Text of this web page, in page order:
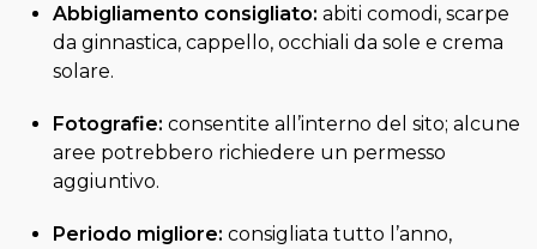
Abbigliamento consigliato: abiti comodi, scarpe
da ginnastica, cappello, occhiali da sole e crema
solare.
Fotografie: consentite all’interno del sito; alcune
aree potrebbero richiedere un permesso
aggiuntivo.
Periodo migliore: consigliata tutto l’anno,